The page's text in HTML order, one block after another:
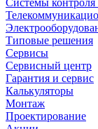
Системы контроля
Типовые решения
Сервисы
Сервисный центр
Гарантия и сервис
Калькуляторы
Монтаж
Проектирование